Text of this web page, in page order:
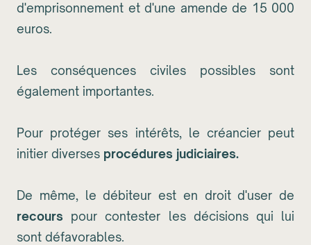
d'emprisonnement et d'une amende de 15 000
euros.
Les conséquences civiles possibles sont
également importantes.
Pour protéger ses intérêts, le créancier peut
initier diverses procédures judiciaires.
De même, le débiteur est en droit d'user de
recours pour contester les décisions qui lui
sont défavorables.